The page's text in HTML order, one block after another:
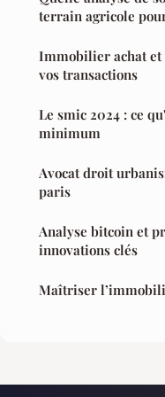
terrain agricole
Immobilier achat et
vos transactions
Le smic 2024 : ce
minimum
Avocat droit
paris
Analyse bitcoin et
innovations clés
Maîtriser